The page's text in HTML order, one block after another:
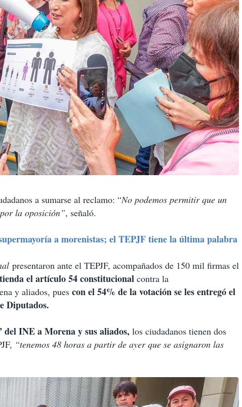
a sumarse al reclamo: “No podemos permitir que un
la oposición”, señaló.
a morenistas; el TEPJF tiene la última palabra
presentaron ante el TEPJF, acompañados de 150 mil firmas el
el artículo 54 constitucional contra la
y aliados, pues con el 54% de la votación se les entregó el
Diputados.
del INE a Morena y sus aliados, los ciudadanos tienen dos
“tenemos 48 horas a partir de ayer que se asignaron las